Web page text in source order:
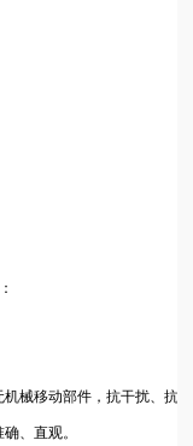
械移动部件，抗干扰、抗
、直观。